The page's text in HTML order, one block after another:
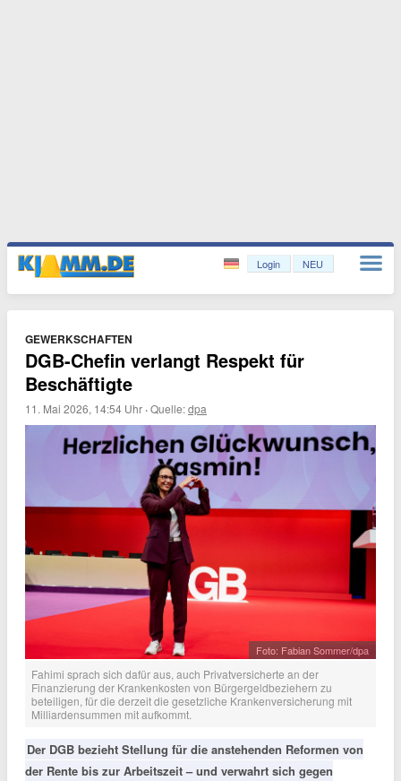
Login NEU
GEWERKSCHAFTEN
DGB-Chefin verlangt Respekt für
Beschäftigte
11. Mai 2026, 14:54 Uhr ·Quelle:dpa
Foto: Fabian Sommer/dpa
Fahimi sprach sich dafür aus, auch Privatversicherte an der
Finanzierung der Krankenkosten von Bürgergeldbeziehern zu
beteiligen, für die derzeit die gesetzliche Krankenversicherung mit
Milliardensummen mit aufkommt.
Der DGB bezieht Stellung für die anstehenden Reformen von
der Rente bis zur Arbeitszeit – und verwahrt sich gegen